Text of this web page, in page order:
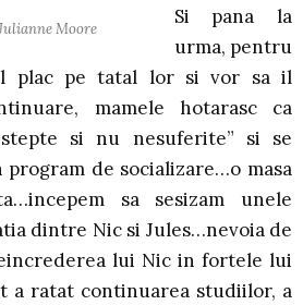
Moore
Si pana la
urma, pentru
plac pe tatal lor si vor sa il
mamele hotarasc ca
si nu nesuferite” si se
de socializare…o masa
sa sesizam unele
dintre Nic si Jules…nevoia de
lui Nic in fortele lui
a ratat continuarea studiilor, a